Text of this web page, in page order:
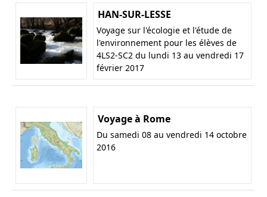
HAN-SUR-LESSE
Voyage sur l'écologie et l'étude de
l'environnement pour les élèves de
4LS2-SC2 du lundi 13 au vendredi 17
février 2017
Voyage à Rome
Du samedi 08 au vendredi 14 octobre
2016